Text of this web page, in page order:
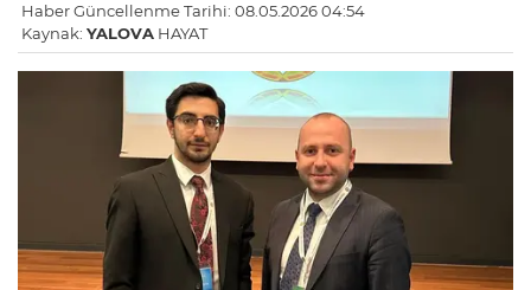
Haber Güncellenme Tarihi: 08.05.2026 04:54
Kaynak: YALOVA HAYAT